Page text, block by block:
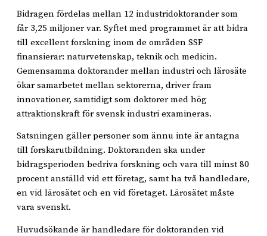
Bidragen fördelas mellan 12 industridoktorander som
får 3,25 miljoner var. Syftet med programmet är att bidra
till excellent forskning inom de områden SSF
finansierar: naturvetenskap, teknik och medicin.
Gemensamma doktorander mellan industri och lärosäte
ökar samarbetet mellan sektorerna, driver fram
innovationer, samtidigt som doktorer med hög
attraktionskraft för svensk industri examineras.
Satsningen gäller personer som ännu inte är antagna
till forskarutbildning. Doktoranden ska under
bidragsperioden bedriva forskning och vara till minst 80
procent anställd vid ett företag, samt ha två handledare,
en vid lärosätet och en vid företaget. Lärosätet måste
vara svenskt.
Huvudsökande är handledare för doktoranden vid